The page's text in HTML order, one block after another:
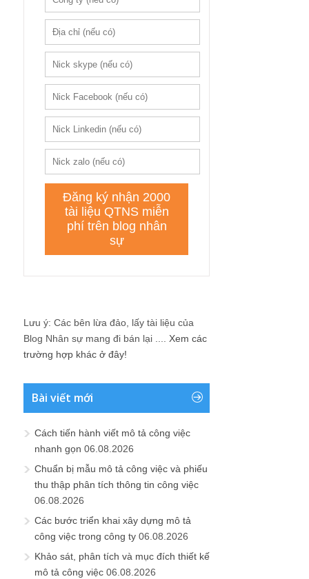
Lưu ý: Các bên lừa đảo, lấy tài liệu của
Blog Nhân sự mang đi bán lại .... Xem các
trường hợp khác ở đây!
Bài viết mới
Cách tiến hành viết mô tả công việc
nhanh gọn 06.08.2026
Chuẩn bị mẫu mô tả công việc và phiếu
thu thập phân tích thông tin công việc
06.08.2026
Các bước triển khai xây dựng mô tả
công việc trong công ty 06.08.2026
Khảo sát, phân tích và mục đích thiết kế
mô tả công việc 06.08.2026